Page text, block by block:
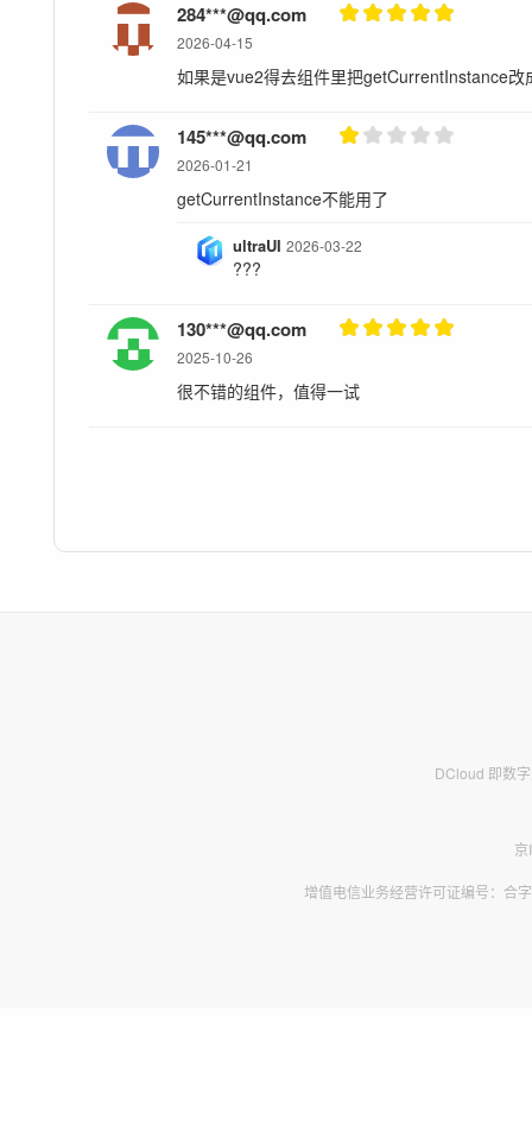
284***@qq.com
2026-04-15
如果是vue2得去组件里把getCurrentInstance改
145***@qq.com
2026-01-21
getCurrentInstance不能用了
ultraUI2026-03-22
???
130***@qq.com
2025-10-26
很不错的组件，值得一试
DCloud 即数
增值电信业务经营许可证编号：合